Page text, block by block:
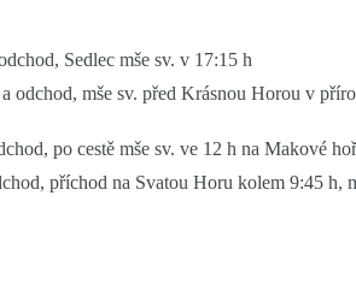
Sedlec mše sv. v 17:15 h
odchod, mše sv. před Krásnou Horou v
po cestě mše sv. ve 12 h na Makové
příchod na Svatou Horu kolem 9:45